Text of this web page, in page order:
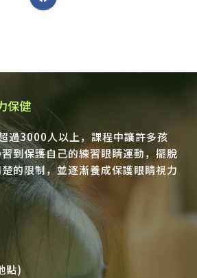
保健
過3000人以上，課程中讓許多孩
到保護自己的練習眼睛運動，擺脫
的限制，並逐漸養成保護眼睛視力
點)